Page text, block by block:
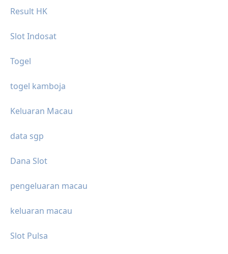
Result HK
Slot Indosat
Togel
togel kamboja
Keluaran Macau
data sgp
Dana Slot
pengeluaran macau
keluaran macau
Slot Pulsa